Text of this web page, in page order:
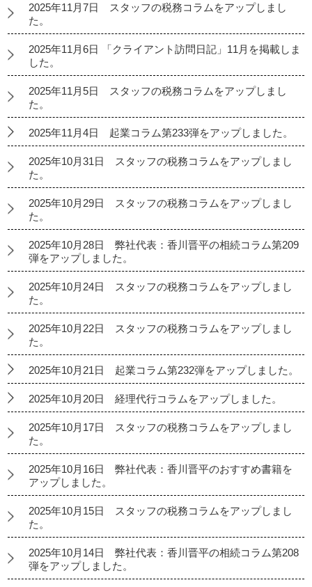
2025年11月7日 スタッフの税務コラムをアップしまし
た。
2025年11月6日 「クライアント訪問日記」11月を掲載しま
した。
2025年11月5日 スタッフの税務コラムをアップしまし
た。
2025年11月4日 起業コラム第233弾をアップしました。
2025年10月31日 スタッフの税務コラムをアップしまし
た。
2025年10月29日 スタッフの税務コラムをアップしまし
た。
2025年10月28日 弊社代表：香川晋平の相続コラム第209
弾をアップしました。
2025年10月24日 スタッフの税務コラムをアップしまし
た。
2025年10月22日 スタッフの税務コラムをアップしまし
た。
2025年10月21日 起業コラム第232弾をアップしました。
2025年10月20日 経理代行コラムをアップしました。
2025年10月17日 スタッフの税務コラムをアップしまし
た。
2025年10月16日 弊社代表：香川晋平のおすすめ書籍を
アップしました。
2025年10月15日 スタッフの税務コラムをアップしまし
た。
2025年10月14日 弊社代表：香川晋平の相続コラム第208
弾をアップしました。